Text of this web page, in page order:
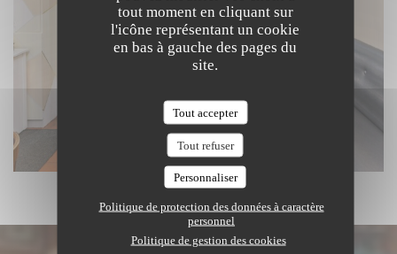
tout moment en cliquant sur
l'icône représentant un cookie
en bas à gauche des pages du
site.
Tout accepter
Tout refuser
Personnaliser
Politique de protection des données à caractère
personnel
Politique de gestion des cookies